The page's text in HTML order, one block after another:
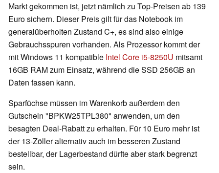
Markt gekommen ist, jetzt nämlich zu Top-Preisen ab 139
Euro sichern. Dieser Preis gilt für das Notebook im
generalüberholten Zustand C+, es sind also einige
Gebrauchsspuren vorhanden. Als Prozessor kommt der
mit Windows 11 kompatible Intel Core i5-8250U mitsamt
16GB RAM zum Einsatz, während die SSD 256GB an
Daten fassen kann.
Sparfüchse müssen im Warenkorb außerdem den
Gutschein "BPKW25TPL380" anwenden, um den
besagten Deal-Rabatt zu erhalten. Für 10 Euro mehr ist
der 13-Zöller alternativ auch im besseren Zustand
bestellbar, der Lagerbestand dürfte aber stark begrenzt
sein.